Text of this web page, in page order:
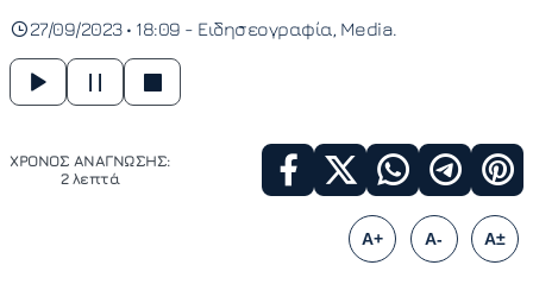
27/09/2023 • 18:09 - Ειδησεογραφία Media
ΧΡΟΝΟΣ ΑΝΑΓΝΩΣΗΣ:
2 λεπτά
A+ A- A±